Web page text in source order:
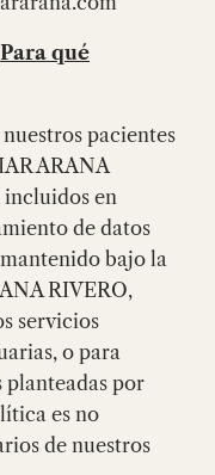
qué
pacientes
ARANA
incluidos en
de datos
bajo la
RIVERO,
servicios
o para
planteadas por
es no
de nuestros